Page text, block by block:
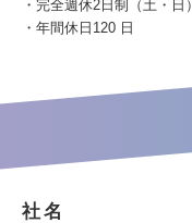
・完全週休2日制（土・
・年間休日120 日
社名